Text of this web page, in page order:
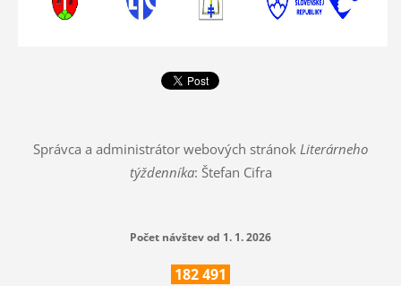
Správca a administrátor webových stránok Literárneho
týždenníka: Štefan Cifra
Počet návštev od 1. 1. 2026
182491